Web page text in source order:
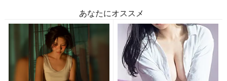
あなたにオススメ